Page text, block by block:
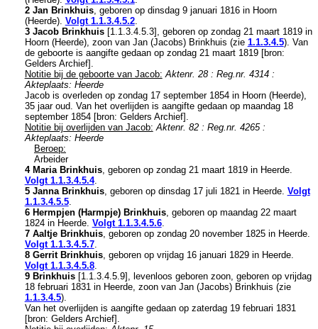
2 Jan Brinkhuis, geboren op dinsdag 9 januari 1816 in Hoorn
(Heerde). Volgt 1.1.3.4.5.2.
3 Jacob Brinkhuis[1.1.3.4.5.3], geboren op zondag 21 maart 1819 in
Hoorn (Heerde), zoon van Jan (Jacobs) Brinkhuis (zie 1.1.3.4.5). Van
de geboorte is aangifte gedaan op zondag 21 maart 1819 [bron:
Gelders Archief].
Notitie bij de geboorte van Jacob: Aktenr. 28 : Reg.nr. 4314 :
Akteplaats: Heerde
Jacob is overleden op zondag 17 september 1854 in Hoorn (Heerde),
35 jaar oud. Van het overlijden is aangifte gedaan op maandag 18
september 1854 [bron: Gelders Archief].
Notitie bij overlijden van Jacob: Aktenr. 82 : Reg.nr. 4265 :
Akteplaats: Heerde
Beroep:
Arbeider
4 Maria Brinkhuis, geboren op zondag 21 maart 1819 in Heerde.
Volgt 1.1.3.4.5.4.
5 Janna Brinkhuis, geboren op dinsdag 17 juli 1821 in Heerde. Volgt
1.1.3.4.5.5.
6 Hermpjen (Harmpje) Brinkhuis, geboren op maandag 22 maart
1824 in Heerde. Volgt 1.1.3.4.5.6.
7 Aaltje Brinkhuis, geboren op zondag 20 november 1825 in Heerde.
Volgt 1.1.3.4.5.7.
8 Gerrit Brinkhuis, geboren op vrijdag 16 januari 1829 in Heerde.
Volgt 1.1.3.4.5.8.
9 Brinkhuis[1.1.3.4.5.9], levenloos geboren zoon, geboren op vrijdag
18 februari 1831 in Heerde, zoon van Jan (Jacobs) Brinkhuis (zie
1.1.3.4.5).
Van het overlijden is aangifte gedaan op zaterdag 19 februari 1831
[bron: Gelders Archief].